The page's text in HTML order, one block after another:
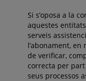
Si s’oposa a la
aquestes
serveis
l’abonament,
de verificar,
correcta per
seus processos